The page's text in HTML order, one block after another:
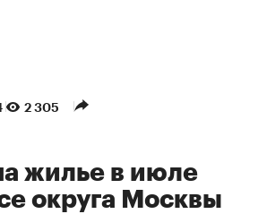
2 305
жилье в июле
округа Москвы